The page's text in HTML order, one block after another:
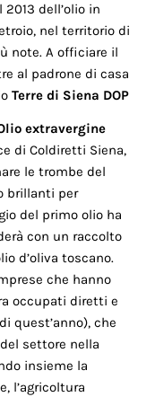
dell’olio in
nel territorio di
note. A officiare il
al padrone di casa
Terre di Siena DOP
extravergine
di Coldiretti Siena,
le trombe del
brillanti per
del primo olio ha
con un raccolto
d’oliva toscano.
che hanno
occupati diretti e
quest’anno), che
settore nella
insieme la
l’agricoltura